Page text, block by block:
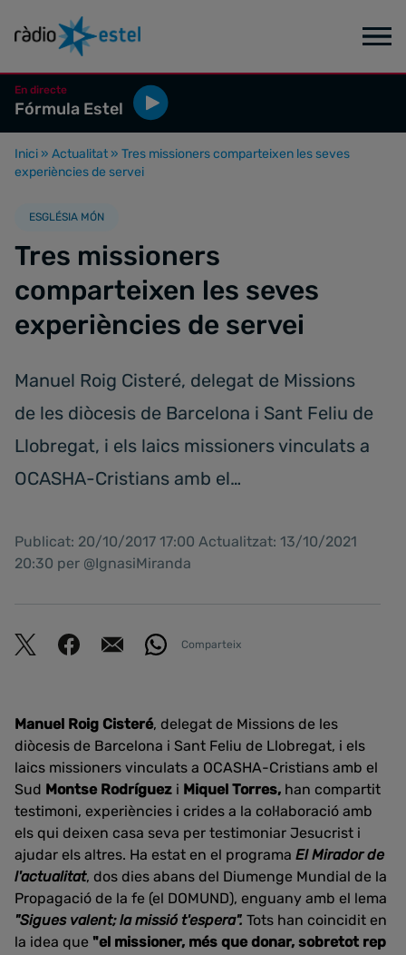
En directe
Fórmula Estel
Inici » Actualitat » Tres missioners comparteixen les seves
experiències de servei
ESGLÉSIA MÓN
Tres missioners
comparteixen les seves
experiències de servei
Manuel Roig Cisteré, delegat de Missions
de les diòcesis de Barcelona i Sant Feliu de
Llobregat, i els laics missioners vinculats a
OCASHA-Cristians amb el…
Publicat: 20/10/2017 17:00 Actualitzat: 13/10/2021
20:30 per @IgnasiMiranda
Comparteix
Manuel Roig Cisteré, delegat de Missions de les
diòcesis de Barcelona i Sant Feliu de Llobregat, i els
laics missioners vinculats a OCASHA-Cristians amb el
Sud Montse Rodríguez i Miquel Torres, han compartit
testimoni, experiències i crides a la col·laboració amb
els qui deixen casa seva per testimoniar Jesucrist i
ajudar els altres. Ha estat en el programa El Mirador de
l'actualitat, dos dies abans del Diumenge Mundial de la
Propagació de la fe (el DOMUND), enguany amb el lema
"Sigues valent; la missió t'espera". Tots han coincidit en
la idea que "el missioner, més que donar, sobretot rep